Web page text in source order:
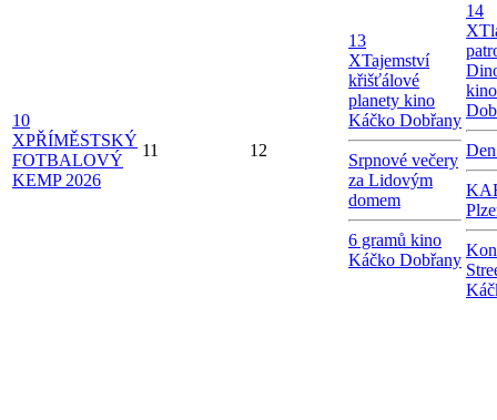
10
XPŘÍMĚSTSKÝ
FOTBALOVÝ
KEMP 2026
11 12
13
XTajemství
křišťálové
planety kino
Káčko Dobřany
Srpnové večery
za Lidovým
domem
6 gramů kino
Káčko Dobřany
14
X